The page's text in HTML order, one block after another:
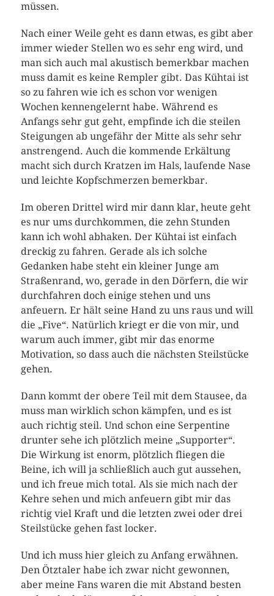
müssen.
Nach einer Weile geht es dann etwas, es gibt aber
immer wieder Stellen wo es sehr eng wird, und
man sich auch mal akustisch bemerkbar machen
muss damit es keine Rempler gibt. Das Kühtai ist
so zu fahren wie ich es schon vor wenigen
Wochen kennengelernt habe. Während es
Anfangs sehr gut geht, empfinde ich die steilen
Steigungen ab ungefähr der Mitte als sehr sehr
anstrengend. Auch die kommende Erkältung
macht sich durch Kratzen im Hals, laufende Nase
und leichte Kopfschmerzen bemerkbar.
Im oberen Drittel wird mir dann klar, heute geht
es nur ums durchkommen, die zehn Stunden
kann ich wohl abhaken. Der Kühtai ist einfach
dreckig zu fahren. Gerade als ich solche
Gedanken habe steht ein kleiner Junge am
Straßenrand, wo, gerade in den Dörfern, die wir
durchfahren doch einige stehen und uns
anfeuern. Er hält seine Hand zu uns raus und will
die „Five“. Natürlich kriegt er die von mir, und
warum auch immer, gibt mir das enorme
Motivation, so dass auch die nächsten Steilstücke
gehen.
Dann kommt der obere Teil mit dem Stausee, da
muss man wirklich schon kämpfen, und es ist
auch richtig steil. Und schon eine Serpentine
drunter sehe ich plötzlich meine „Supporter“.
Die Wirkung ist enorm, plötzlich fliegen die
Beine, ich will ja schließlich auch gut aussehen,
und ich freue mich total. Als sie mich nach der
Kehre sehen und mich anfeuern gibt mir das
richtig viel Kraft und die letzten zwei oder drei
Steilstücke gehen fast locker.
Und ich muss hier gleich zu Anfang erwähnen.
Den Ötztaler habe ich zwar nicht gewonnen,
aber meine Fans waren die mit Abstand besten